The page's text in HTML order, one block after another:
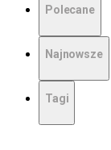
Polecane
Najnowsze
Tagi